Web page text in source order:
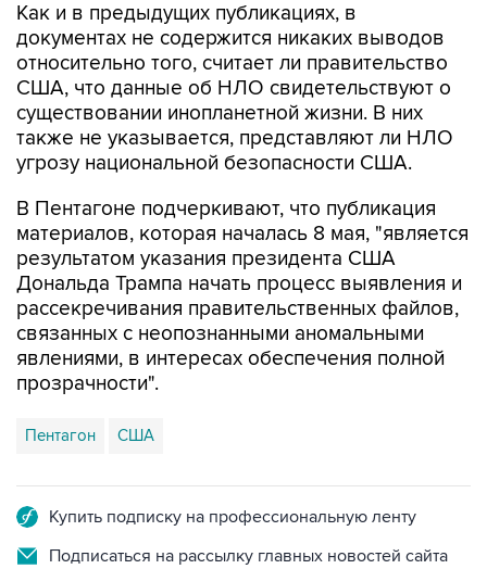
Как и в предыдущих публикациях, в
документах не содержится никаких выводов
относительно того, считает ли правительство
США, что данные об НЛО свидетельствуют о
существовании инопланетной жизни. В них
также не указывается, представляют ли НЛО
угрозу национальной безопасности США.
В Пентагоне подчеркивают, что публикация
материалов, которая началась 8 мая, "является
результатом указания президента США
Дональда Трампа начать процесс выявления и
рассекречивания правительственных файлов,
связанных с неопознанными аномальными
явлениями, в интересах обеспечения полной
прозрачности".
Пентагон США
Купить подписку на профессиональную ленту
Подписаться на рассылку главных новостей сайта